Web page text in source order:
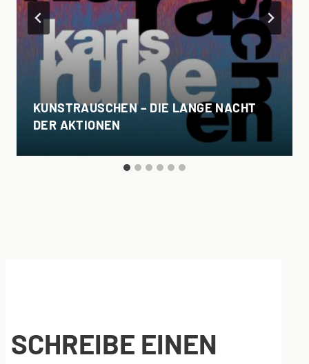
KUNSTRAUSCHEN – DIE LANGE NACHT
DER AKTIONEN
SCHREIBE EINEN